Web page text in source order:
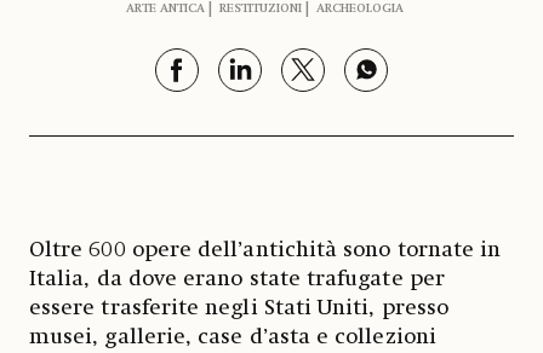
ARTE ANTICA RESTITUZIONI ARCHEOLOGIA
Oltre 600 opere dell’antichità sono tornate in
Italia, da dove erano state trafugate per
essere trasferite negli Stati Uniti, presso
musei, gallerie, case d’asta e collezioni